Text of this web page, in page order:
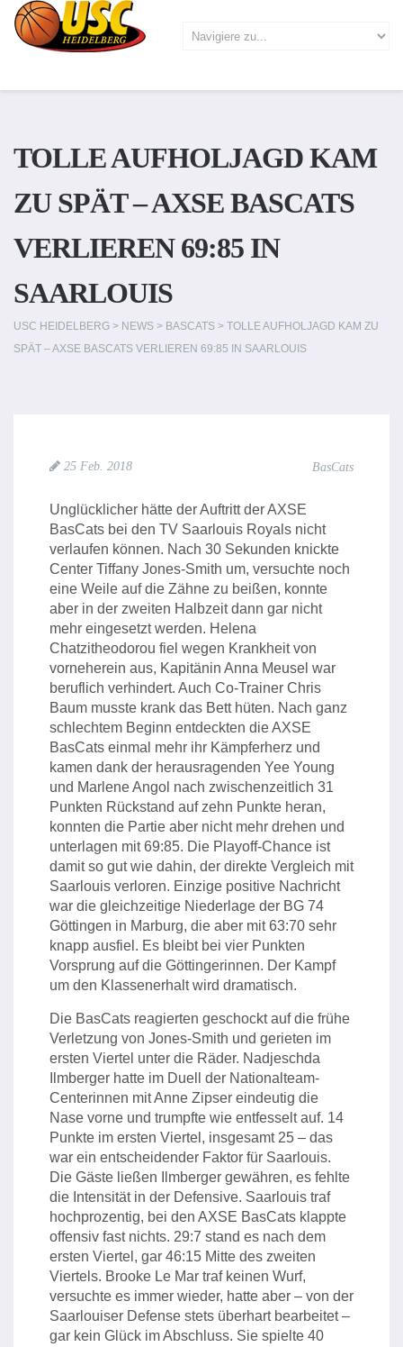
TOLLE AUFHOLJAGD KAM
ZU SPÄT – AXSE BASCATS
VERLIEREN 69:85 IN
SAARLOUIS
USC HEIDELBERG > NEWS > BASCATS > TOLLE AUFHOLJAGD KAM ZU
SPÄT – AXSE BASCATS VERLIEREN 69:85 IN SAARLOUIS
25 Feb. 2018 BasCats
Unglücklicher hätte der Auftritt der AXSE
BasCats bei den TV Saarlouis Royals nicht
verlaufen können. Nach 30 Sekunden knickte
Center Tiffany Jones-Smith um, versuchte noch
eine Weile auf die Zähne zu beißen, konnte
aber in der zweiten Halbzeit dann gar nicht
mehr eingesetzt werden. Helena
Chatzitheodorou fiel wegen Krankheit von
vorneherein aus, Kapitänin Anna Meusel war
beruflich verhindert. Auch Co-Trainer Chris
Baum musste krank das Bett hüten. Nach ganz
schlechtem Beginn entdeckten die AXSE
BasCats einmal mehr ihr Kämpferherz und
kamen dank der herausragenden Yee Young
und Marlene Angol nach zwischenzeitlich 31
Punkten Rückstand auf zehn Punkte heran,
konnten die Partie aber nicht mehr drehen und
unterlagen mit 69:85. Die Playoff-Chance ist
damit so gut wie dahin, der direkte Vergleich mit
Saarlouis verloren. Einzige positive Nachricht
war die gleichzeitige Niederlage der BG 74
Göttingen in Marburg, die aber mit 63:70 sehr
knapp ausfiel. Es bleibt bei vier Punkten
Vorsprung auf die Göttingerinnen. Der Kampf
um den Klassenerhalt wird dramatisch.
Die BasCats reagierten geschockt auf die frühe
Verletzung von Jones-Smith und gerieten im
ersten Viertel unter die Räder. Nadjeschda
Ilmberger hatte im Duell der Nationalteam-
Centerinnen mit Anne Zipser eindeutig die
Nase vorne und trumpfte wie entfesselt auf. 14
Punkte im ersten Viertel, insgesamt 25 – das
war ein entscheidender Faktor für Saarlouis.
Die Gäste ließen Ilmberger gewähren, es fehlte
die Intensität in der Defensive. Saarlouis traf
hochprozentig, bei den AXSE BasCats klappte
offensiv fast nichts. 29:7 stand es nach dem
ersten Viertel, gar 46:15 Mitte des zweiten
Viertels. Brooke Le Mar traf keinen Wurf,
versuchte es immer wieder, hatte aber – von der
Saarlouiser Defense stets überhart bearbeitet –
gar kein Glück im Abschluss. Sie spielte 40